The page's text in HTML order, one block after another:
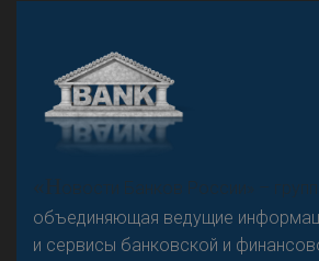
«Н
овости Банков России» –
объединяющая ведущие
и сервисы банковской и